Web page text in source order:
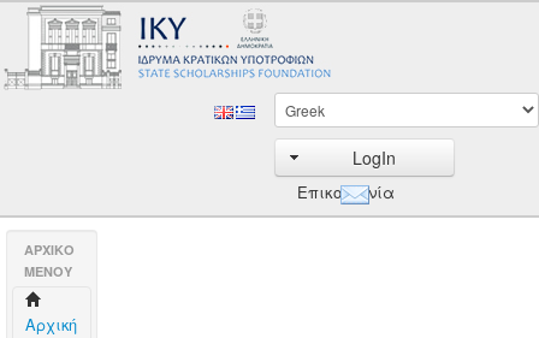
LogIn
Επικοινωνία
AΡΧΙΚΟ
ΜΕΝΟΥ
Aρχική